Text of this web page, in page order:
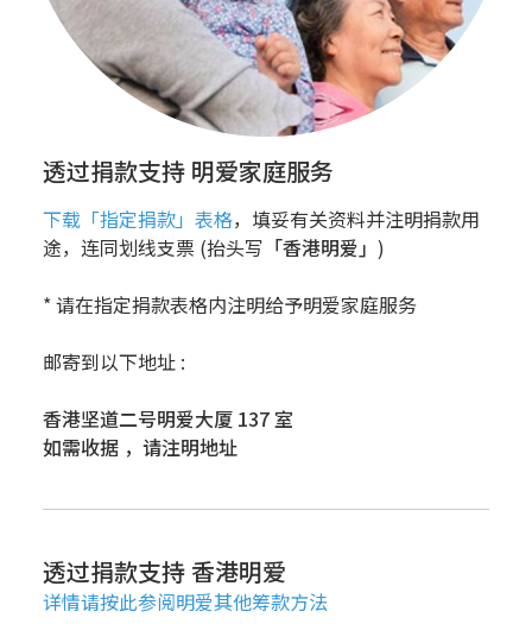
透过捐款支持 明爱家庭服务
下载「指定捐款」表格，填妥有关资料并注明捐款用
途，连同划线支票 (抬头写 「香港明爱」 )
* 请在指定捐款表格内注明给予明爱家庭服务
邮寄到以下地址 :
香港坚道二号明爱大厦 137 室
如需收据 ，请注明地址
透过捐款支持 香港明爱
详情请按此参阅明爱其他筹款方法